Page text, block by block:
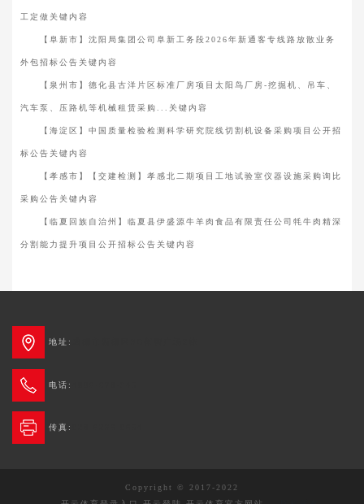
工定做关键内容
【阜新市】沈阳局集团公司阜新工务段2026年新通客专线路放散业务
外包招标公告关键内容
【泉州市】德化县古洋片区标准厂房项目太阳鸟厂房-挖掘机、吊车、
汽车泵、压路机等机械租赁采购...关键内容
【海淀区】中国质量检验检测科学研究院线切割机设备采购项目公开招
标公告关键内容
【孝感市】【交建检测】孝感北二期项目工地试验室仪器设施采购询比
采购公告关键内容
【临夏回族自治州】临夏县伊盛源牛羊肉食品有限责任公司牦牛肉精深
分割能力提升项目公开招标公告关键内容
地址:
电话:
传真:
Copyright © 2017-2022